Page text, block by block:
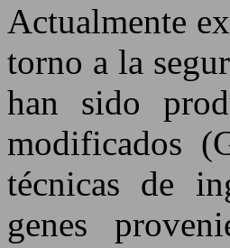
Actualmente
torno a la
han sido
modificados
técnicas de
genes